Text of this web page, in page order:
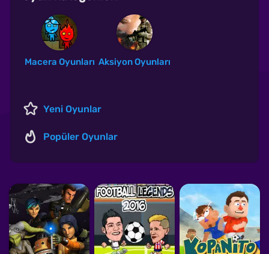
Macera Oyunları Aksiyon Oyunları
Yeni Oyunlar
Popüler Oyunlar